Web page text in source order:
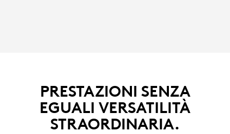
PRESTAZIONI SENZA
EGUALI VERSATILITÀ
STRAORDINARIA.